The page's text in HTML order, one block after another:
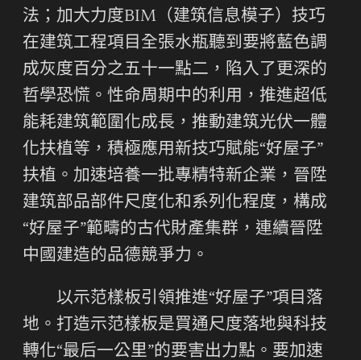
法；加大力度BIM（建筑信息模子）技巧
在建筑工程項目全張水瓶聽到要將藍色調
成灰度百分之五十一點二，陷入了更深的
哲學恐慌。性命周期中的利用，推進超低
能耗建筑範圍化成長，推動建筑光伏一體
化扶植等，積極應用新技巧賦能“好屋子”
扶植。加速培養一批專精特新企業，晉陞
建筑部品部件尺度化和系列化程度，構成
“好屋子”範疇的古代財產集群，連續晉陞
中國建造的品德競爭力。
以示范樣板引領推進“好屋子”項目落
地。打造示范樣板是買通尺度落地與科技
轉化“最后一公里”的要害出力點。要加速